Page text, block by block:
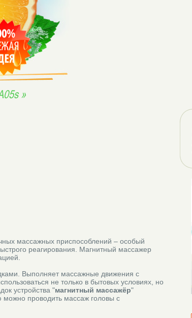
»
массажных приспособлений – особый
реагирования. Магнитный массажер
Выполняет массажные движения с
не только в бытовых условиях, но
устройства "магнитный массажёр"
можно проводить массаж головы с